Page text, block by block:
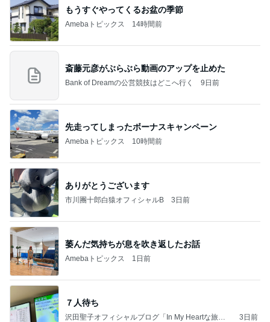
もうすぐやってくるお盆の季節
Amebaトピックス 14時間前
斎藤元彦がぶらぶら動画のアップを止めた
Bank of Dreamの公営競技はどこへ行く 9日前
先走ってしまったボーナスキャンペーン
Amebaトピックス 10時間前
ありがとうございます
市川團十郎白猿オフィシャルB 3日前
萎んだ気持ちが息を吹き返したお話
Amebaトピックス 1日前
７人待ち
沢田聖子オフィシャルブログ「In My Heartな旅日
3日前